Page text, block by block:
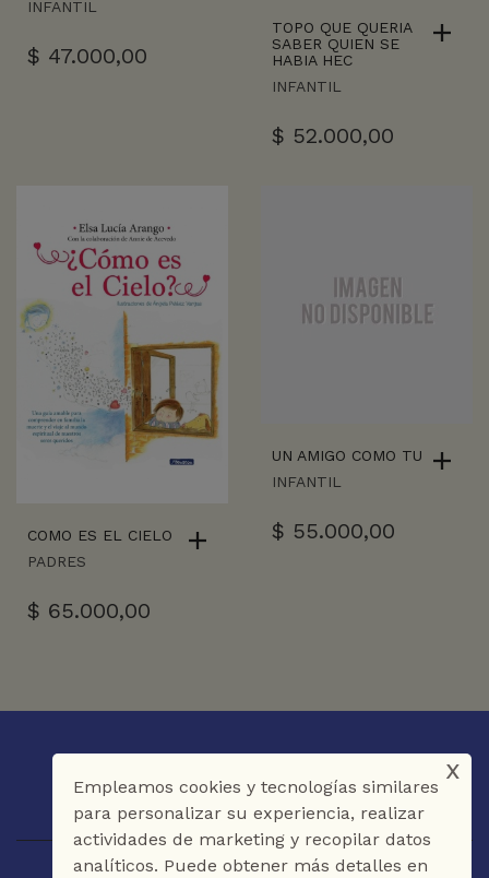
INFANTIL
$ 47.000,00
TOPO QUE QUERIA
SABER QUIEN SE
HABIA HEC
INFANTIL
$ 52.000,00
COMO ES EL CIELO
PADRES
$ 65.000,00
UN AMIGO COMO TU
INFANTIL
$ 55.000,00
Empleamos cookies y tecnologías similares
para personalizar su experiencia, realizar
actividades de marketing y recopilar datos
analíticos. Puede obtener más detalles en
x